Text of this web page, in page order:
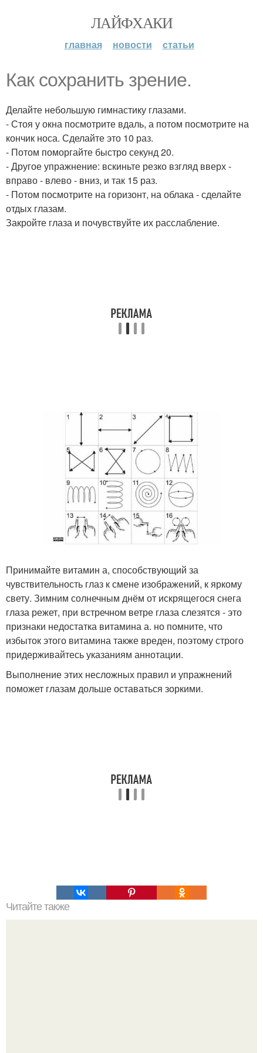
ЛАЙФХАКИ
главная новости статьи
Как сохранить зрение.
Делайте небольшую гимнастику глазами.
- Стоя у окна посмотрите вдаль, а потом посмотрите на
кончик носа. Сделайте это 10 раз.
- Потом поморгайте быстро секунд 20.
- Другое упражнение: вскиньте резко взгляд вверх -
вправо - влево - вниз, и так 15 раз.
- Потом посмотрите на горизонт, на облака - сделайте
отдых глазам.
Закройте глаза и почувствуйте их расслабление.
Принимайте витамин а, способствующий за
чувствительность глаз к смене изображений, к яркому
свету. Зимним солнечным днём от искрящегося снега
глаза режет, при встречном ветре глаза слезятся - это
признаки недостатка витамина а. но помните, что
избыток этого витамина также вреден, поэтому строго
придерживайтесь указаниям аннотации.
Выполнение этих несложных правил и упражнений
поможет глазам дольше оставаться зоркими.
Читайте также